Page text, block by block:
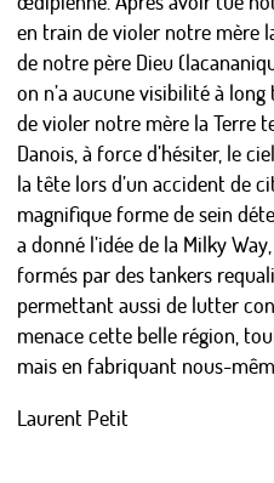
en train de violer notre mère
de notre père Dieu
on n’a aucune visibilité à
de violer notre mère la Terre
Danois, à force d’hésiter, le
la tête lors d’un accident de
magnifique forme de sein
a donné l’idée de la Milky
formés par des tankers
permettant aussi de lutter
menace cette belle région,
mais en fabriquant nous-
Laurent Petit